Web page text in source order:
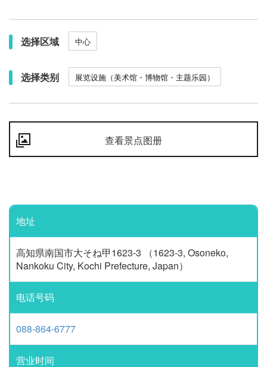
选择区域 中心
选择类别 展览设施（美术馆・博物馆・主题乐园）
查看景点图册
地址
高知県南国市大そね甲1623-3 （1623-3, Osoneko,
Nankoku City, Kochi Prefecture, Japan）
电话号码
088-864-6777
营业时间